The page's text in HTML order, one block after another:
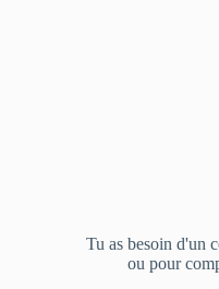
Tu as besoin d'un
ou pour